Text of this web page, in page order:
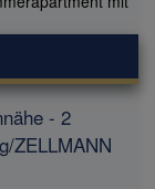
- 2
ZELLMANN